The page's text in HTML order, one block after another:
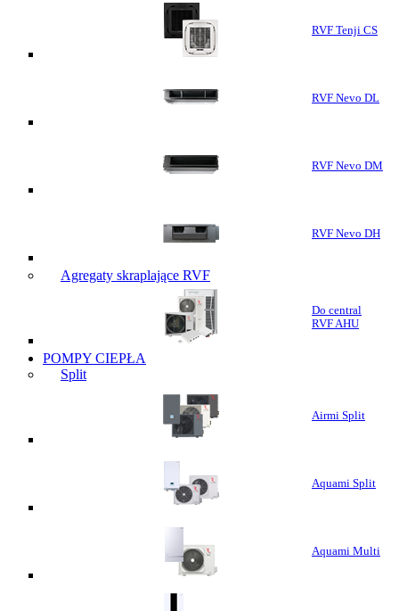
RVF Tenji CS
RVF Nevo DL
RVF Nevo DM
RVF Nevo DH
Agregaty skraplające RVF
Do central
RVF AHU
POMPY CIEPŁA
Split
Airmi Split
Aquami Split
Aquami Multi